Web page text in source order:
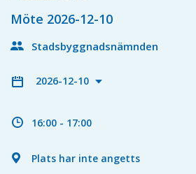
Möte 2026-12-10
Stadsbyggnadsnämnden
2026-12-10
16:00 - 17:00
Plats har inte angetts